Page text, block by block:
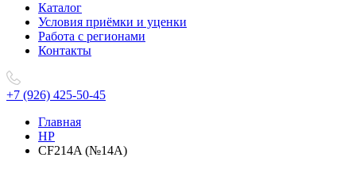
Каталог
Условия приёмки и уценки
Работа с регионами
Контакты
+7 (926) 425-50-45
Главная
HP
CF214A (№14A)